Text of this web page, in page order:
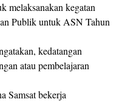
melaksanakan kegatan
Publik untuk ASN Tahun
kedatangan
atau pembelajaran
Samsat bekerja